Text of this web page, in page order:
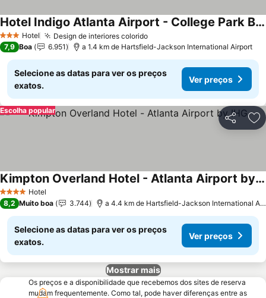
3 EstrelasHotel Design de interiores colorido
Hotel Indigo Atlanta Airport - College Park By Ihg
7,9 Boa 6.951 a 1.4 km de Hartsfield-Jackson International Airport
Selecione as datas para ver os preços
exatos.
Ver preços
Partilhar
Escolha popular
4 EstrelasHotel
Kimpton Overland Hotel - Atlanta Airport by IHG
8,2 Muito boa 3.744 a 4.4 km de Hartsfield-Jackson International Airport
Selecione as datas para ver os preços
exatos.
Ver preços
Mostrar mais
Os preços e a disponibilidade que recebemos dos sites de reserva
mudam frequentemente. Como tal, pode haver diferenças entre as